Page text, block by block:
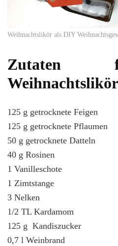
Weihnachtslikör als DIY
Zutaten
Weihnachtslikör
125 g getrocknete Feigen
125 g getrocknete Pflaumen
50 g getrocknete Datteln
40 g Rosinen
1 Vanilleschote
1 Zimtstange
3 Nelken
1/2 TL Kardamom
125 g Kandiszucker
0,7 l Weinbrand